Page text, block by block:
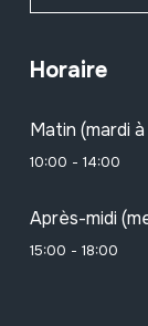
Horaire
Matin (mardi
10:00 - 14:00
Après-midi
15:00 - 18:00